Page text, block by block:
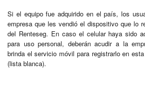
Si el equipo fue adquirido en el país, los
empresa que les vendió el dispositivo que lo
del Renteseg. En caso el celular haya sido
para uso personal, deberán acudir a la
brinda el servicio móvil para registrarlo en
(lista blanca).